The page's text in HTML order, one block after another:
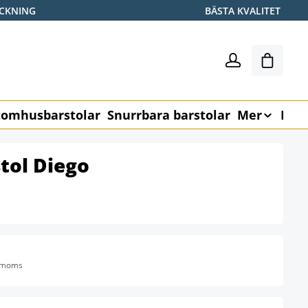
BÄSTA KVALITET
Snurrbara barstolar Mer
Diego